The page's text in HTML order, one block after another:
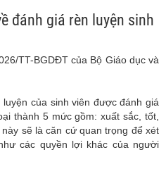
đánh giá rèn luyện sinh
TT-BGDĐT của Bộ Giáo dục và
của sinh viên được đánh giá
thành 5 mức gồm: xuất sắc, tốt,
sẽ là căn cứ quan trọng để xét
các quyền lợi khác của người